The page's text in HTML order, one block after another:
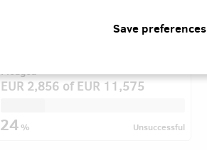
těchto událostí, které významně
Pledged
EUR 2,856 ofEUR 11,575
24% Unsuccessful